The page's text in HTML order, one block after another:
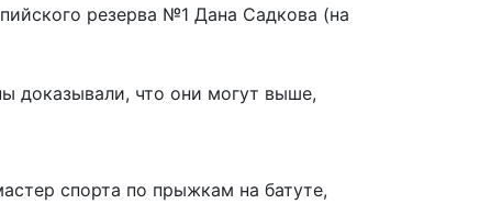
резерва №1 Дана Садкова (на
доказывали, что они могут выше,
спорта по прыжкам на батуте,